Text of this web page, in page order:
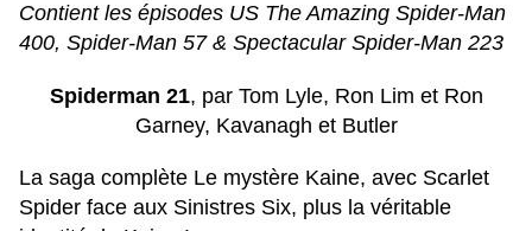
Contient les épisodes US The Amazing Spider-Man
400, Spider-Man 57 & Spectacular Spider-Man 223
Spiderman 21, par Tom Lyle, Ron Lim et Ron
Garney, Kavanagh et Butler
La saga complète Le mystère Kaine, avec Scarlet
Spider face aux Sinistres Six, plus la véritable